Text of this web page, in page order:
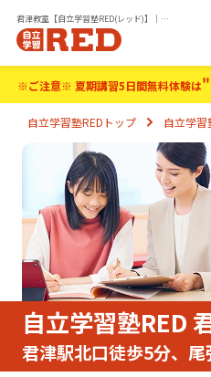
君津教室【自立学習塾RED(レッド)】｜小学生・中学生・高校生の学習塾
小学生
コース
中
コ
REDの思い
自立学習とは
ご入塾のながれ
生徒さま・保護者さ
よくあるご質問
※ご注意※ 夏期講習5日間無料体験は
自立学習塾REDトップ 自立学習
自立学習塾RED
君津駅北口徒歩5分、尾